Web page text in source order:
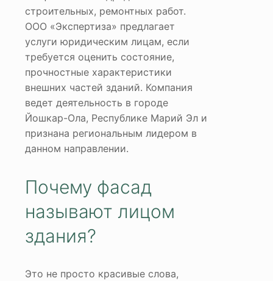
строительных, ремонтных работ.
ООО «Экспертиза» предлагает
услуги юридическим лицам, если
требуется оценить состояние,
прочностные характеристики
внешних частей зданий. Компания
ведет деятельность в городе
Йошкар-Ола, Республике Марий Эл и
признана региональным лидером в
данном направлении.
Почему фасад
называют лицом
здания?
Это не просто красивые слова,